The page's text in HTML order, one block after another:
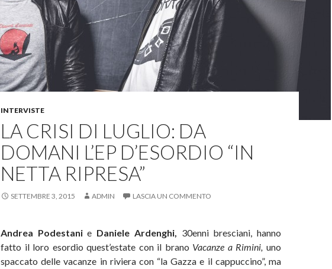
INTERVISTE
LA CRISI DI LUGLIO: DA
DOMANI L’EP D’ESORDIO “IN
NETTA RIPRESA”
SETTEMBRE 3, 2015 ADMIN LASCIA UN COMMENTO
Andrea Podestanie Daniele Ardenghi, 30enni bresciani, hanno
fatto il loro esordio quest’estate con il brano Vacanze a Rimini, uno
spaccato delle vacanze in riviera con “la Gazza e il cappuccino”, ma